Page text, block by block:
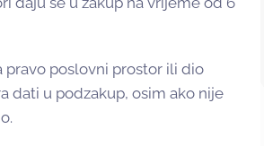
poslovni prostor ili dio
dati u podzakup, osim ako nije